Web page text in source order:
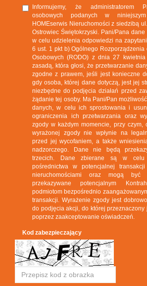
Informujemy, że administratorem
osobowych podanych w
HOMEserwis Nieruchomości z siedzibą
Ostrowiec Świętokrzyski. Pani/Pana
w celu udzielenia odpowiedzi na
6 ust. 1 pkt b) Ogólnego Rozporządzenia
Osobowych (RODO) z dnia 27
zasadą, która głosi, że przetwarzanie
zgodne z prawem, jeśli jest konieczne
gdy osoba, której dane dotyczą, jest jej
niezbędne do podjęcia działań przed
żądanie tej osoby. Ma Pani/Pan
danych, w celu ich sprostowania i
ograniczenia ich przetwarzania oraz
zgody w każdym momencie, przy czym,
wyrażonej zgody nie wpłynie na
przed jej wycofaniem, a także
nadzorczego. Dane nie będą
trzecich. Dane zbierane są w celu
pośrednictwa w potencjalnej
nieruchomościami oraz mogą
przekazywane potencjalnym
podmiotom bezpośrednio
transakcji. Wyrażenie zgody jest
do podjęcia akcji, do której przeznaczony
poprzez zaakceptowanie oświadczeń.
Kod zabezpieczający